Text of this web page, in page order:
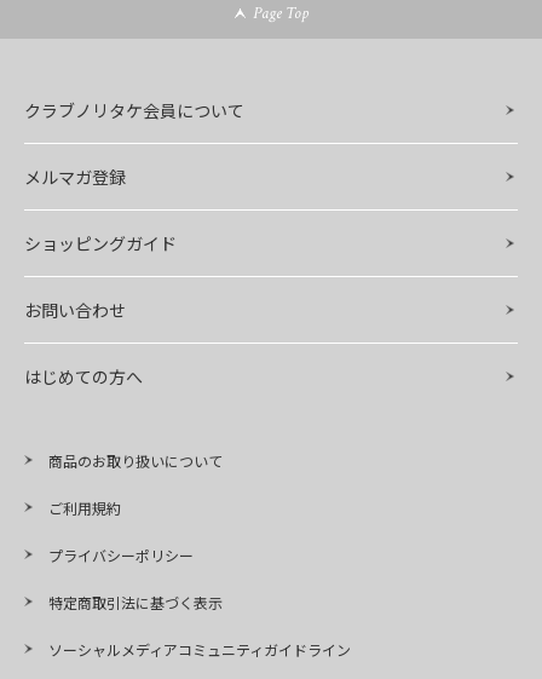
Page Top
クラブノリタケ会員について
メルマガ登録
ショッピングガイド
お問い合わせ
はじめての方へ
商品のお取り扱いについて
ご利用規約
プライバシーポリシー
特定商取引法に基づく表示
ソーシャルメディアコミュニティガイドライン